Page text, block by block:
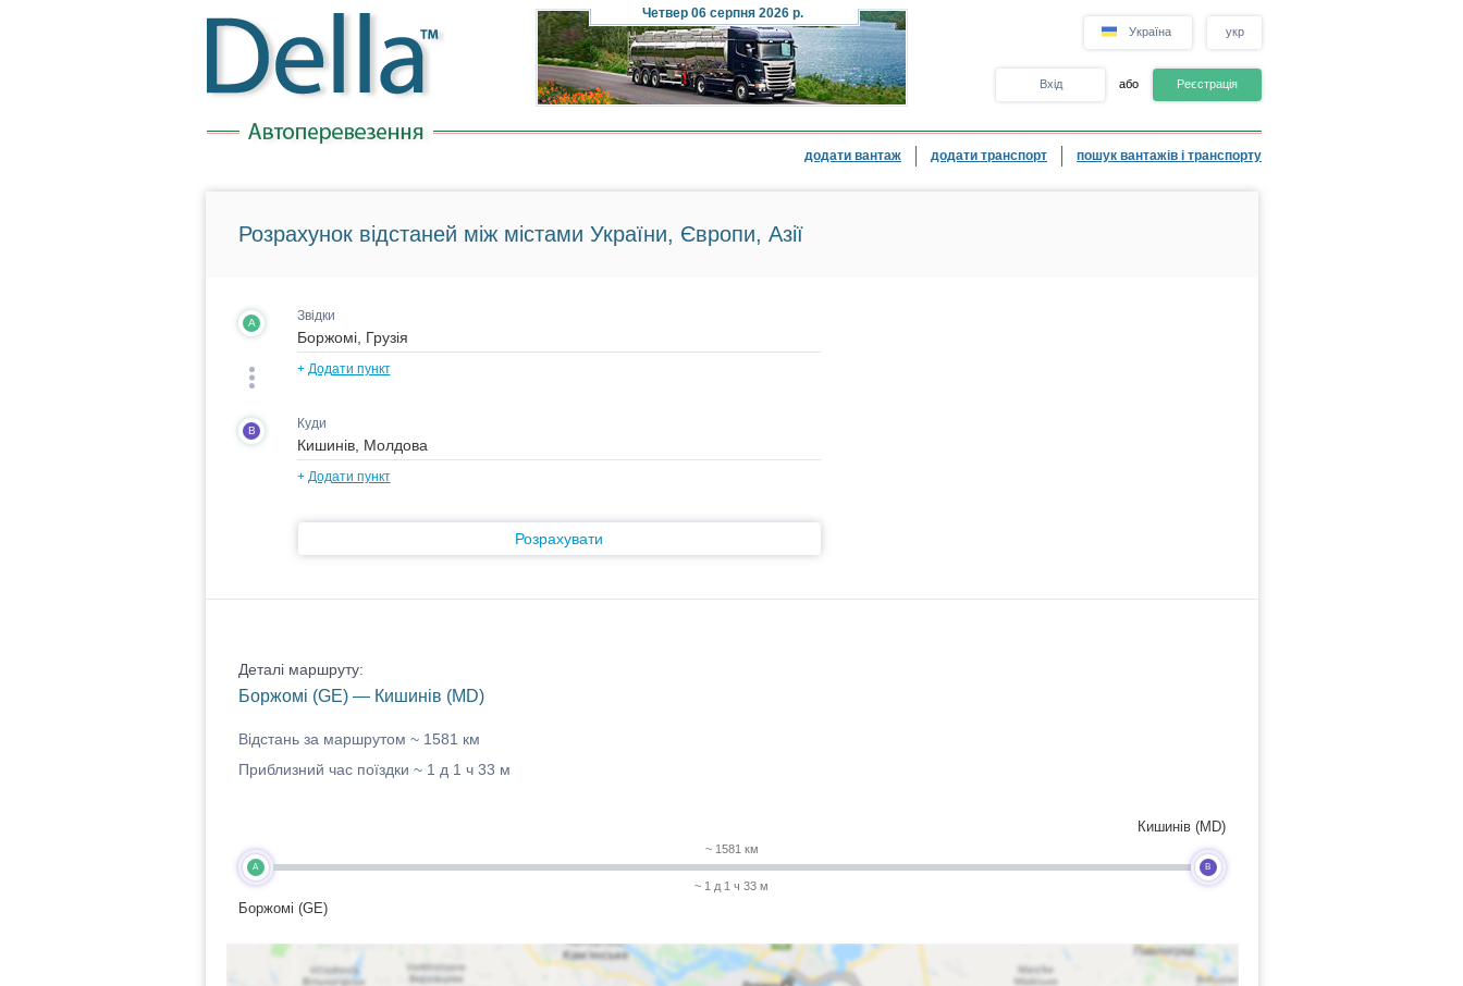
Четвер 06 серпня 2026 р.
Україна укр
Вхід або Реєстрація
додати вантаж додати транспорт пошук вантажів і транспорту
Розрахунок відстаней між містами України, Європи, Азії
A Звідки
+ Додати пункт
B Куди
+ Додати пункт
Розрахувати
Деталі маршруту:
Боржомі (GE) — Кишинів (MD)
Відстань за маршрутом ~ 1581 км
Приблизний час поїздки ~ 1 д 1 ч 33 м
A
Боржомі (GE)
~ 1581 км
~ 1 д 1 ч 33 м
B
Кишинів (MD)